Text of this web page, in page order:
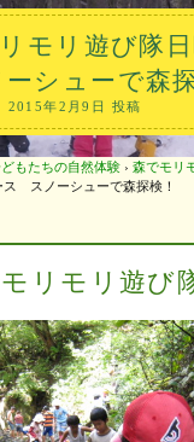
モリ遊び隊
シューで森探
2015年2月9日 投稿
もたちの自然体験 › 森でモリ
スノーシューで森探検！
リモリ遊び